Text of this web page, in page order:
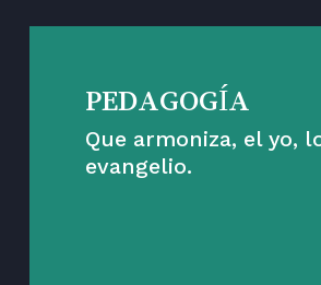
PEDAGOGÍA
Que armoniza, el yo,
evangelio.